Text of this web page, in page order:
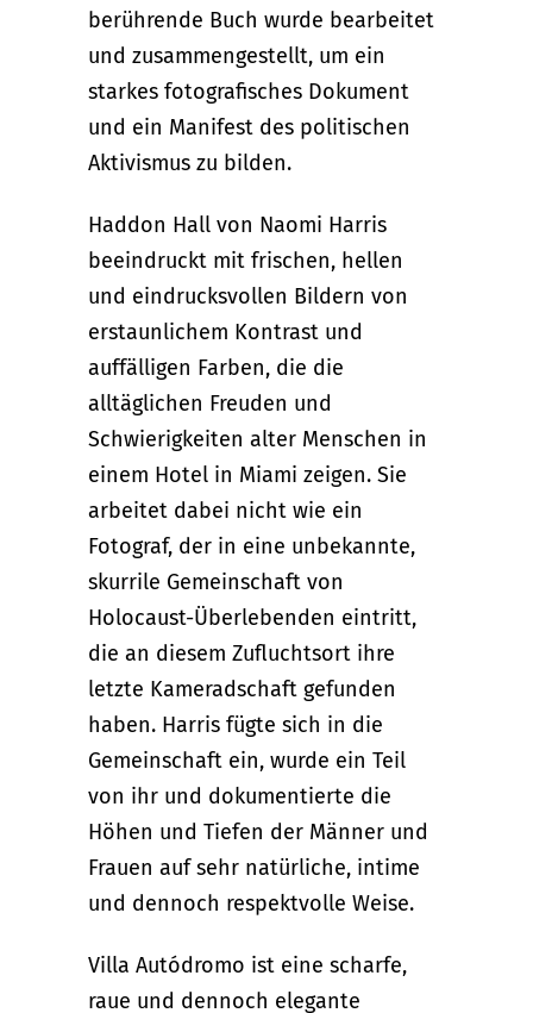
berührende Buch wurde bearbeitet
und zusammengestellt, um ein
starkes fotografisches Dokument
und ein Manifest des politischen
Aktivismus zu bilden.
Haddon Hall von Naomi Harris
beeindruckt mit frischen, hellen
und eindrucksvollen Bildern von
erstaunlichem Kontrast und
auffälligen Farben, die die
alltäglichen Freuden und
Schwierigkeiten alter Menschen in
einem Hotel in Miami zeigen. Sie
arbeitet dabei nicht wie ein
Fotograf, der in eine unbekannte,
skurrile Gemeinschaft von
Holocaust-Überlebenden eintritt,
die an diesem Zufluchtsort ihre
letzte Kameradschaft gefunden
haben. Harris fügte sich in die
Gemeinschaft ein, wurde ein Teil
von ihr und dokumentierte die
Höhen und Tiefen der Männer und
Frauen auf sehr natürliche, intime
und dennoch respektvolle Weise.
Villa Autódromo ist eine scharfe,
raue und dennoch elegante